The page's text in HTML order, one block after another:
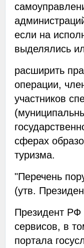
если на
выделялись
расширить
операции,
участников
сферах
туризма.
"Перечень
(утв.
Президент РФ
сервисов, в
портала